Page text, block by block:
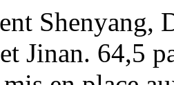
Shenyang,
Jinan. 64,5